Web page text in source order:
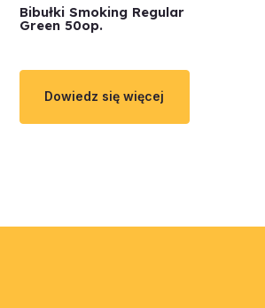
Bibułki Smoking Regular
Green 50op.
Dowiedz się więcej